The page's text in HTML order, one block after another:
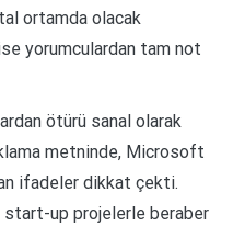
ortamda olacak
yorumculardan tam not
ötürü sanal olarak
metninde, Microsoft
ifadeler dikkat çekti.
start-up projelerle beraber